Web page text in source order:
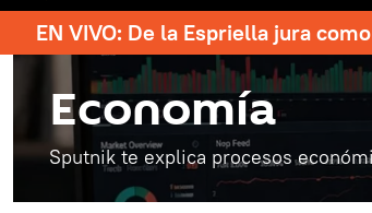
EN VIVO: De la Espriella jura
Economía
Sputnik te explica procesos